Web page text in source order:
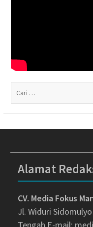
Alamat
CV. Media Fokus
Jl. Widuri